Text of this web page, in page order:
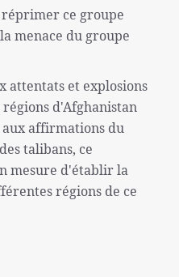
ce groupe
menace du groupe
attentats et explosions
d'Afghanistan
affirmations du
talibans, ce
mesure d'établir la
régions de ce